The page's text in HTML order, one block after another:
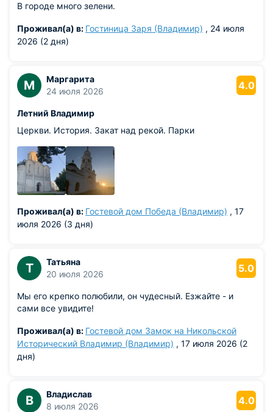
В городе много зелени.
Проживал(а) в: Гостиница Заря (Владимир) , 24 июля
2026 (2 дня)
М
Маргарита
24 июля 2026
4.0
Летний Владимир
Церкви. История. Закат над рекой. Парки
Проживал(а) в: Гостевой дом Победа (Владимир) , 17
июля 2026 (3 дня)
Т
Татьяна
20 июля 2026
5.0
Мы его крепко полюбили, он чудесный. Езжайте - и
сами все увидите!
Проживал(а) в: Гостевой дом Замок на Никольской
Исторический Владимир (Владимир) , 17 июля 2026 (2
дня)
В
Владислав
8 июля 2026
4.0